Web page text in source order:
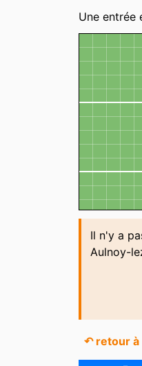
Une entrée
Carte
Il n'y a
Aulnoy-
↶ retour à